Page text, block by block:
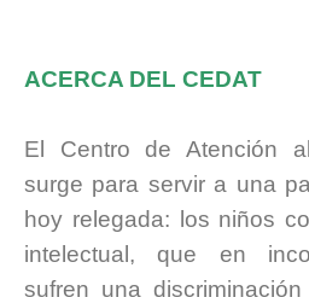
ACERCA DEL CEDAT
El Centro de Atención
surge para servir a una
hoy relegada: los niños
intelectual, que en
sufren una